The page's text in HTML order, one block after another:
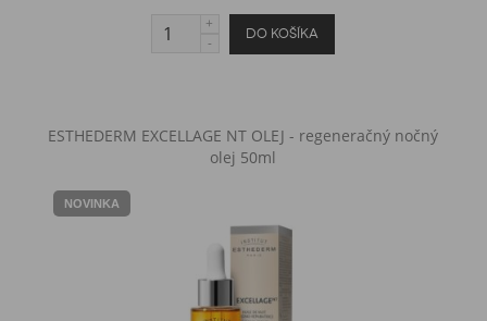
ESTHEDERM EXCELLAGE NT OLEJ - regeneračný nočný
olej 50ml
NOVINKA